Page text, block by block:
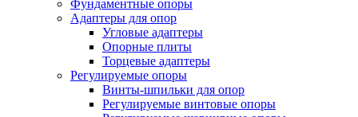
Фундаментные опоры
Адаптеры для опор
Угловые адаптеры
Опорные плиты
Торцевые адаптеры
Регулируемые опоры
Винты-шпильки для опор
Регулируемые винтовые опоры